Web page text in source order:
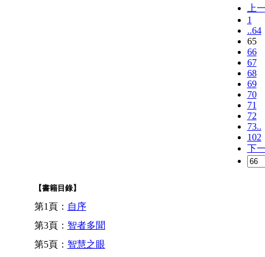
上
1
..64
65
66
67
68
69
70
71
72
73..
102
下
【書籍目錄】
第1頁： 自序
第3頁： 智者多聞
第5頁： 智慧之眼